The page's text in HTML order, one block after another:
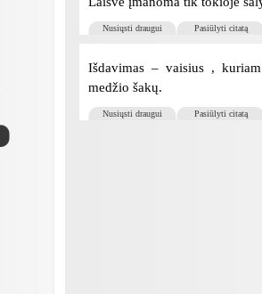
Nusiųsti draugui Pasiūlyti citatą
Išdavimas – vaisius ,
medžio šakų.
Nusiųsti draugui Pasiūlyti citatą